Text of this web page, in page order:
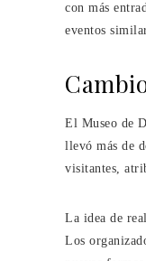
con más
eventos
El Museo de
llevó más de
visitantes,
La idea de
Los